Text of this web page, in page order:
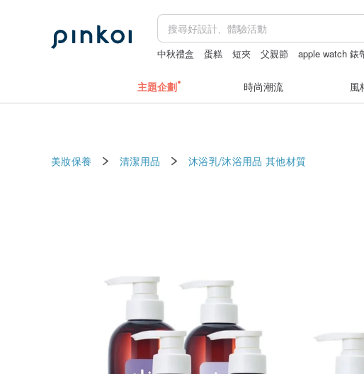
中秋禮盒 蛋糕 短夾 父親節 apple watch 錶
主題企劃 時尚潮流 風
美妝保養 清潔用品 沐浴乳/沐浴用品 其他材質